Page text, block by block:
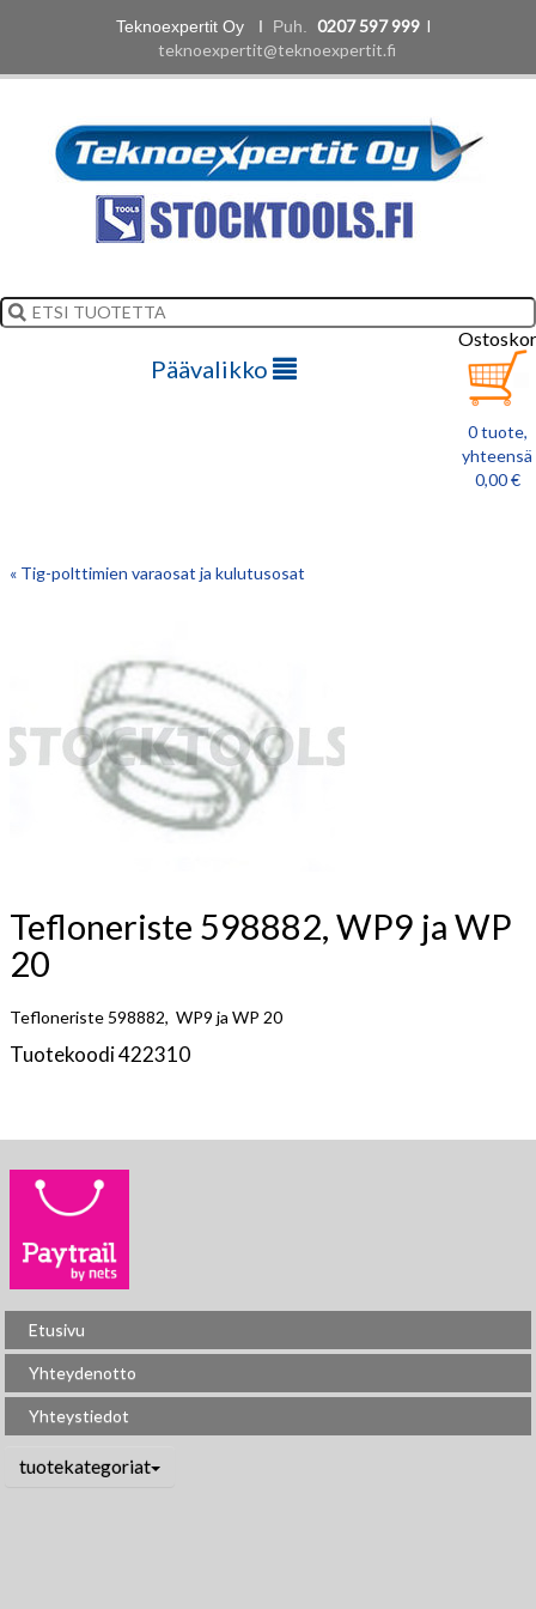
Teknoexpertit Oy I Puh. 0207 597 999 l
teknoexpertit@teknoexpertit.fi
Päävalikko
0 tuote,
yhteensä
0,00 €
« Tig-polttimien varaosat ja kulutusosat
Tefloneriste 598882, WP9 ja WP
20
Tefloneriste 598882, WP9 ja WP 20
Tuotekoodi 422310
Etusivu
Yhteydenotto
Yhteystiedot
tuotekategoriat